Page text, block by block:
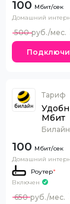
100
Домашний
500
Тариф
Мбит
Билайн
100
Домашний
Роутер*
Включен
650